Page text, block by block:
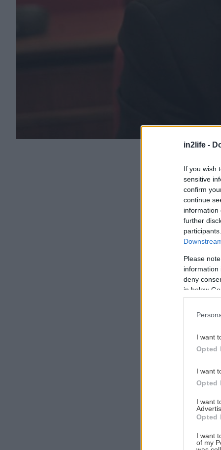
in2life -
If you wish
sensitive
confirm
continue
information
further
Please
information
deny
in below
I want
Opted
I want
Opted
I want
Opted
I want
of my